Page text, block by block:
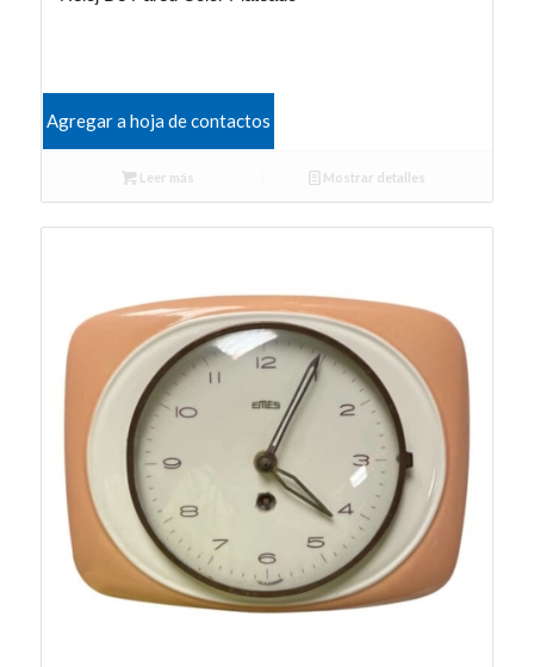
Agregar a hoja de contactos
Leer más Mostrar detalles